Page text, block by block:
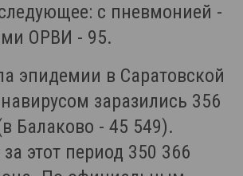
с пневмонией -
ОРВИ - 95.
эпидемии в Саратовской
заразились 356
Балаково - 45 549).
этот период 350 366